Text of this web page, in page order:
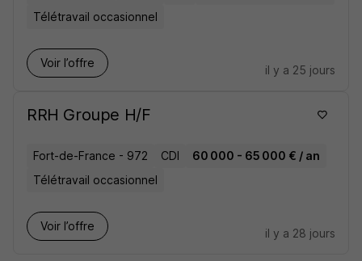
Télétravail occasionnel
Voir l’offre
il y a 25 jours
RRH Groupe H/F
Fort-de-France - 972 CDI
60 000 - 65 000 € / an
Télétravail occasionnel
Voir l’offre
il y a 28 jours